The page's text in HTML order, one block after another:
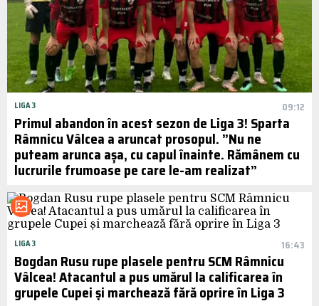
LIGA 3 09:12
Primul abandon în acest sezon de Liga 3! Sparta
Râmnicu Vâlcea a aruncat prosopul. ”Nu ne
puteam arunca așa, cu capul înainte. Rămânem cu
lucrurile frumoase pe care le-am realizat”
LIGA 3 16:43
Bogdan Rusu rupe plasele pentru SCM Râmnicu
Vâlcea! Atacantul a pus umărul la calificarea în
grupele Cupei și marchează fără oprire în Liga 3